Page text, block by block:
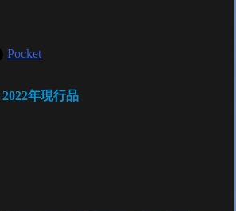
Pocket
年現行品